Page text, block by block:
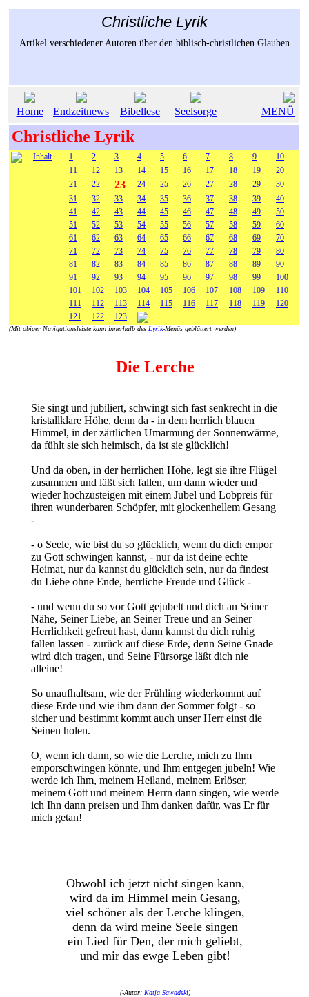
Christliche Lyrik
Artikel verschiedener Autoren über den biblisch-christlichen Glauben
Home Endzeitnews Bibellese Seelsorge MENÜ
Christliche Lyrik
Inhalt 1 2 3 4 5 6 7 8 9
10
11
12 13 14 15 16 17 18 19
20
21
22 23 24 25 26 27 28 29
30
31
32 33 34 35 36 37 38 39
40
41
42 43 44 45 46 47 48 49
50
51
52 53 54 55 56 57 58 59
60
61
62 63 64 65 66 67 68 69
70
71
72 73 74 75 76 77 78 79
80
81
82 83 84 85 86 87 88 89
90
91
92 93 94 95 96 97 98 99
100
101
102 103 104 105 106 107 108 109
110
111
112 113 114 115 116 117 118 119
120
121
122 123
(Mit obiger Navigationsleiste kann innerhalb des Lyrik-Menüs geblättert werden)
Die Lerche
Sie singt und jubiliert, schwingt sich fast senkrecht in die
kristallklare Höhe, denn da - in dem herrlich blauen
Himmel, in der zärtlichen Umarmung der Sonnenwärme,
da fühlt sie sich heimisch, da ist sie glücklich!
Und da oben, in der herrlichen Höhe, legt sie ihre Flügel
zusammen und läßt sich fallen, um dann wieder und
wieder hochzusteigen mit einem Jubel und Lobpreis für
ihren wunderbaren Schöpfer, mit glockenhellem Gesang
-
- o Seele, wie bist du so glücklich, wenn du dich empor
zu Gott schwingen kannst, - nur da ist deine echte
Heimat, nur da kannst du glücklich sein, nur da findest
du Liebe ohne Ende, herrliche Freude und Glück -
- und wenn du so vor Gott gejubelt und dich an Seiner
Nähe, Seiner Liebe, an Seiner Treue und an Seiner
Herrlichkeit gefreut hast, dann kannst du dich ruhig
fallen lassen - zurück auf diese Erde, denn Seine Gnade
wird dich tragen, und Seine Fürsorge läßt dich nie
alleine!
So unaufhaltsam, wie der Frühling wiederkommt auf
diese Erde und wie ihm dann der Sommer folgt - so
sicher und bestimmt kommt auch unser Herr einst die
Seinen holen.
O, wenn ich dann, so wie die Lerche, mich zu Ihm
emporschwingen könnte, und Ihm entgegen jubeln! Wie
werde ich Ihm, meinem Heiland, meinem Erlöser,
meinem Gott und meinem Herrn dann singen, wie werde
ich Ihn dann preisen und Ihm danken dafür, was Er für
mich getan!
Obwohl ich jetzt nicht singen kann,
wird da im Himmel mein Gesang,
viel schöner als der Lerche klingen,
denn da wird meine Seele singen
ein Lied für Den, der mich geliebt,
und mir das ewge Leben gibt!
(-Autor: Katja Sawadski)